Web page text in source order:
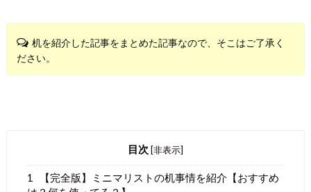
机を紹介した記事をまとめた記事なので、そこはご了承く
ださい。
目次 [非表示]
1
【完全版】ミニマリストの机事情を紹介【おすすめ